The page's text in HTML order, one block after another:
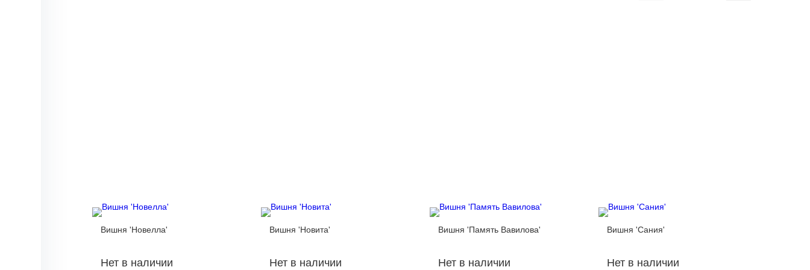
Вишня 'Новелла'
Нет в наличии
Вишня 'Новита'
Нет в наличии
Вишня 'Память Вавилова'
Нет в наличии
Вишня 'Сания'
Нет в наличии